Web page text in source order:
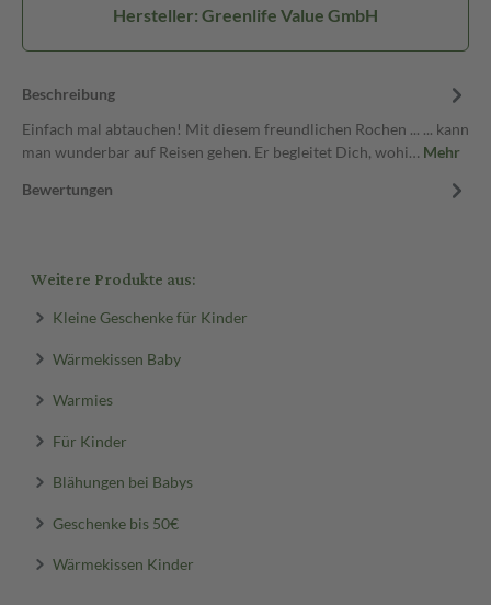
Hersteller: Greenlife Value GmbH
Beschreibung
Einfach mal abtauchen! Mit diesem freundlichen Rochen ... ... kann
man wunderbar auf Reisen gehen. Er begleitet Dich, wohi… Mehr
Bewertungen
Weitere Produkte aus:
Kleine Geschenke für Kinder
Wärmekissen Baby
Warmies
Für Kinder
Blähungen bei Babys
Geschenke bis 50€
Wärmekissen Kinder